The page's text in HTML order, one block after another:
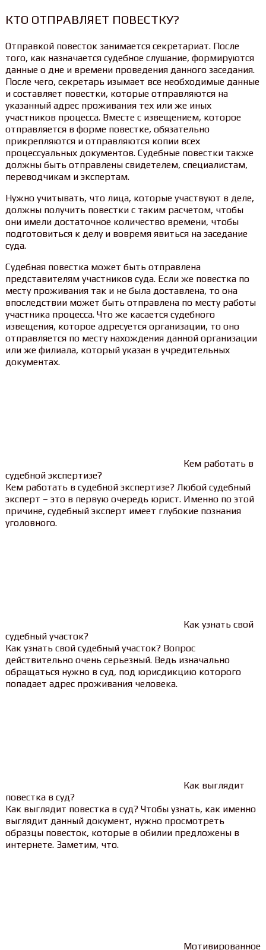
КТО ОТПРАВЛЯЕТ ПОВЕСТКУ?
Отправкой повесток занимается секретариат. После
того, как назначается судебное слушание, формируются
данные о дне и времени проведения данного заседания.
После чего, секретарь изымает все необходимые данные
и составляет повестки, которые отправляются на
указанный адрес проживания тех или же иных
участников процесса. Вместе с извещением, которое
отправляется в форме повестке, обязательно
прикрепляются и отправляются копии всех
процессуальных документов. Судебные повестки также
должны быть отправлены свидетелем, специалистам,
переводчикам и экспертам.
Нужно учитывать, что лица, которые участвуют в деле,
должны получить повестки с таким расчетом, чтобы
они имели достаточное количество времени, чтобы
подготовиться к делу и вовремя явиться на заседание
суда.
Судебная повестка может быть отправлена
представителям участников суда. Если же повестка по
месту проживания так и не была доставлена, то она
впоследствии может быть отправлена по месту работы
участника процесса. Что же касается судебного
извещения, которое адресуется организации, то оно
отправляется по месту нахождения данной организации
или же филиала, который указан в учредительных
документах.
Кем работать в
судебной экспертизе?
Кем работать в судебной экспертизе? Любой судебный
эксперт – это в первую очередь юрист. Именно по этой
причине, судебный эксперт имеет глубокие познания
уголовного.
Как узнать свой
судебный участок?
Как узнать свой судебный участок? Вопрос
действительно очень серьезный. Ведь изначально
обращаться нужно в суд, под юрисдикцию которого
попадает адрес проживания человека.
Как выглядит
повестка в суд?
Как выглядит повестка в суд? Чтобы узнать, как именно
выглядит данный документ, нужно просмотреть
образцы повесток, которые в обилии предложены в
интернете. Заметим, что.
Мотивированное